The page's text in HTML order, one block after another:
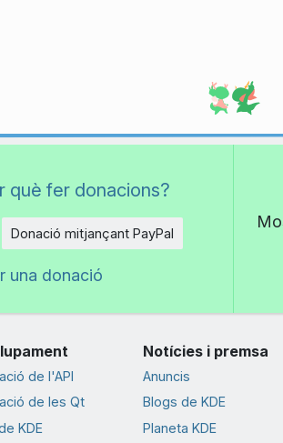
què fer donacions?
Donació mitjançant PayPal
una donació
de l'API
de les Qt
KDE
Notícies i premsa
Anuncis
Blogs de KDE
Planeta KDE